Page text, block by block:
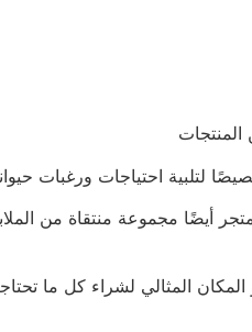
مجموعة منتقاة من